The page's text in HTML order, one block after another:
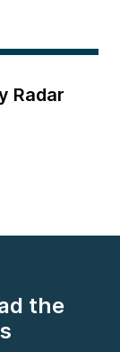
Radar
the